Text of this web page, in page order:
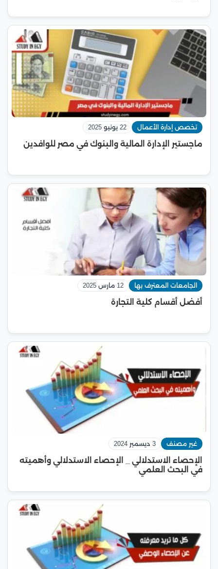
تخصص إدارة الأعمال 22 يونيو 2025
ماجستير الإدارة المالية والبنوك في مصر للوافدين
الجامعات المعترف بها 12 مارس 2025
أفضل أقسام كلية التجارة
غير مصنف 3 ديسمبر 2024
الإحصاء الاستدلالي _ الإحصاء الاستدلالي وأهميته
في البحث العلمي